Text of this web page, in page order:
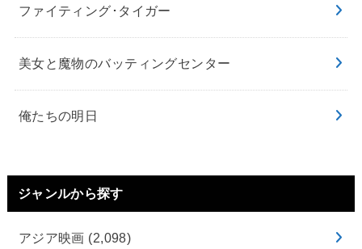
ファイティング･タイガー
美女と魔物のバッティングセンター
俺たちの明日
ジャンルから探す
アジア映画 (2,098)